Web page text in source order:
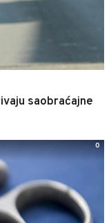
saobraćajne
0